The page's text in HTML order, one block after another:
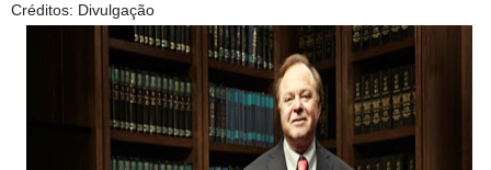
Créditos: Divulgação